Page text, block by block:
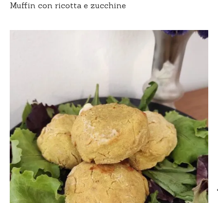
Muffin con ricotta e zucchine